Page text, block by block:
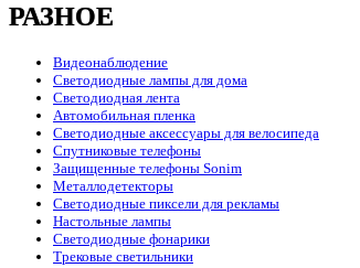
РАЗНОЕ
Видеонаблюдение
Светодиодные лампы для дома
Светодиодная лента
Автомобильная пленка
Светодиодные аксессуары для велосипеда
Спутниковые телефоны
Защищенные телефоны Sonim
Металлодетекторы
Светодиодные пиксели для рекламы
Настольные лампы
Светодиодные фонарики
Трековые светильники